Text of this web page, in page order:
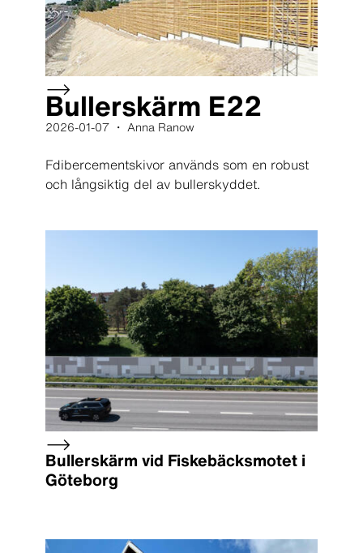
Bullerskärm E22
2026-01-07 ・ Anna Ranow
Fdibercementskivor används som en robust
och långsiktig del av bullerskyddet.
Bullerskärm vid Fiskebäcksmotet i
Göteborg